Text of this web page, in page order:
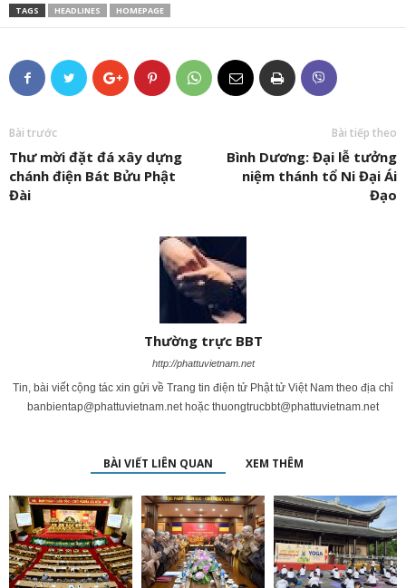
TAGS HEADLINES HOMEPAGE
Bài trước
Thư mời đặt đá xây dựng
chánh điện Bát Bửu Phật
Đài
Bài tiếp theo
Bình Dương: Đại lễ tưởng
niệm thánh tổ Ni Đại Ái
Đạo
Thường trực BBT
http://phattuvietnam.net
Tin, bài viết cộng tác xin gửi về Trang tin điện tử Phật tử Việt Nam theo địa chỉ
banbientap@phattuvietnam.nethoặc thuongtrucbbt@phattuvietnam.net
BÀI VIẾT LIÊN QUAN XEM THÊM